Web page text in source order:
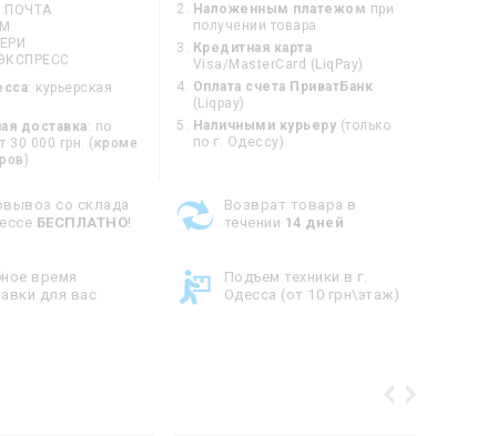
ПОЧТА
: курьерская
доставка: по
30 000 грн. ( кроме
)
Наложенным платежом при
получении товара
Кредитная карта
Visa/MasterCard (LiqPay)
Оплата счета ПриватБанк
(Liqpay)
Наличными курьеру (только
по г. Одессу)
со склада
БЕСПЛАТНО!
Возврат товара в
течении 14 дней
время
для вас
Подъем техники в г.
Одесса (от 10 грн\этаж)